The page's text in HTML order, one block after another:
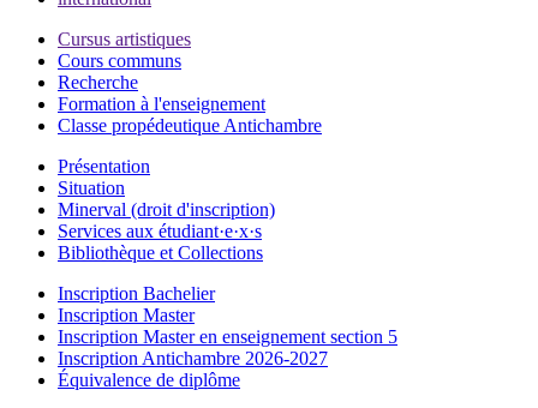
Cursus artistiques
Cours communs
Recherche
Formation à l'enseignement
Classe propédeutique Antichambre
Présentation
Situation
Minerval (droit d'inscription)
Services aux étudiant·e·x·s
Bibliothèque et Collections
Inscription Bachelier
Inscription Master
Inscription Master en enseignement section 5
Inscription Antichambre 2026-2027
Équivalence de diplôme